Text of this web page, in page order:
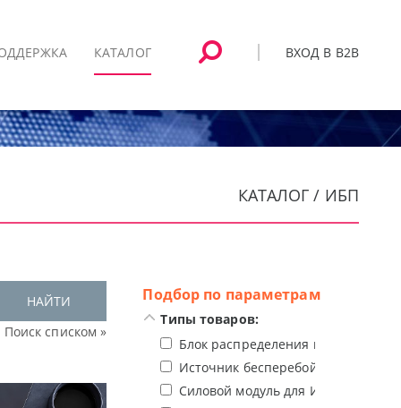
ВХОД В B2B
КАТАЛОГ
КАТАЛОГ / ИБП
НАЙТИ
Поиск списком »
Подбор по параметрам
Типы товаров:
Блок распределения питания
Источник бесперебойного
Силовой модуль для ИБП